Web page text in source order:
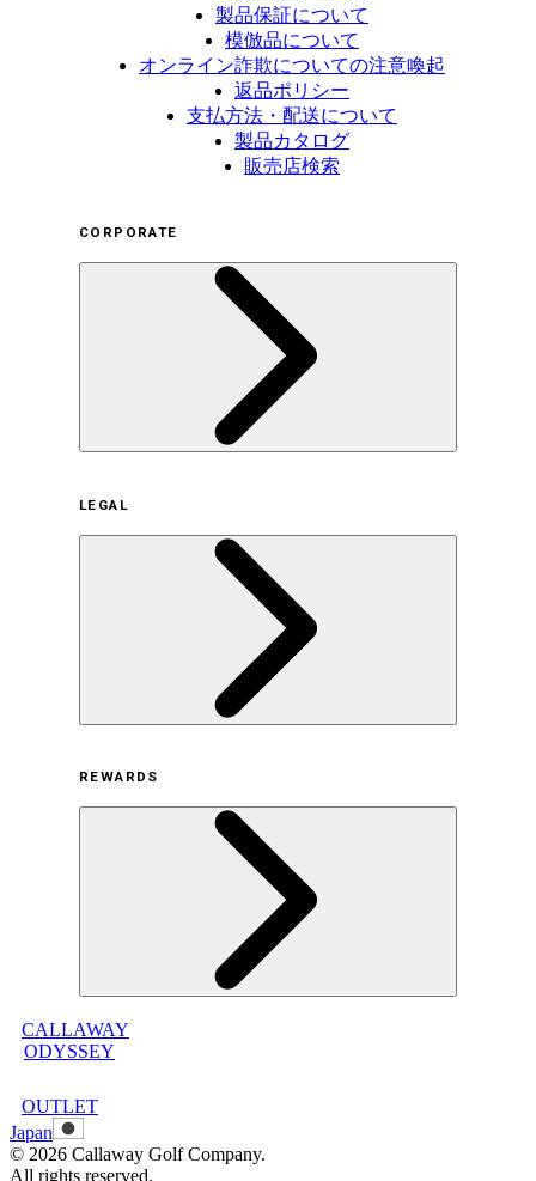
製品保証について
模倣品について
オンライン詐欺についての注意喚起
返品ポリシー
支払方法・配送について
製品カタログ
販売店検索
CORPORATE
サステナビリティの取り組み（日本）
サステナビリティの取り組み（米国/英語）
ヒストリー
採用情報
LEGAL
オンラインストア利用規約
プライバシーポリシー
特定商取引法に基づく表示
古物営業法に基づく表示
REWARDS
CALLAWAY
ODYSSEY
OUTLET
Japan
© 2026 Callaway Golf Company.
All rights reserved.